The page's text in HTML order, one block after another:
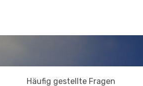
Häufig gestellte Fragen